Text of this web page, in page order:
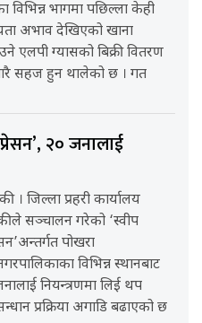
विभिन्न भागमा पछिल्ला केही
अभाव देखिएको खाना
एलपी ग्यासको बिक्री वितरण
सहज हुन थालेको छ । गत
२० जनालाई
। जिल्ला प्रहरी कार्यालय
सञ्चालन गरेको ‘स्वीप
पोखरा
विभिन्न स्थानबाट
नियन्त्रणमा लिई थप
प्रक्रिया अगाडि बढाएको छ